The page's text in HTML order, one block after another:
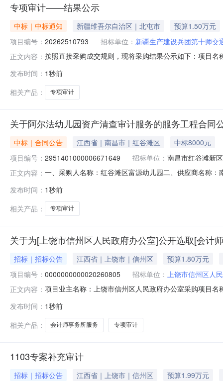
专项审计——结果公示
中标｜中标通知 新疆维吾尔自治区｜北屯市
预算1.50万元
项目编号： 20262510793 招标单位： 新疆生产建设兵团第十师交
正文内容： 按照直接采购成交规则，现将采购结果公示如下：项目
务所（普通合伙）中选2026-08-0615000.0--
发布时间： 1秒前
相关产品：
专项审计
关于阿尔法幼儿园资产清查审计服务的服务工程合同
中标｜合同公告 江西省｜南昌市｜红谷滩区
中标8000元
项目编号： 2951401000006671649 招标单位： 南昌市红谷滩新
正文内容： 一、采购人名称：红谷滩区富源幼儿园二、供应商名称
的基本概况：七、其它事项：无八、联系方式1、采购人
发布时间： 1秒前
相关产品：
专项审计
关于为[上饶市信州区人民政府办公室]公开选取[会计
招标｜招标公告 江西省｜上饶市｜信州区
预算1.80万元
项目编号： 0000000000020260805 招标单位： 上饶市信州区人
正文内容： 项目业主名称：上饶市信州区人民政府办公室采购项目
签订合同时间：1（个工作日）资质要求：符合要求备案
和信会计
发布时间： 1秒前
相关产品：
会计师事务所服务 专项审计
1103专案补充审计
招标｜招标公告 江西省｜上饶市｜信州区
预算1.99万元